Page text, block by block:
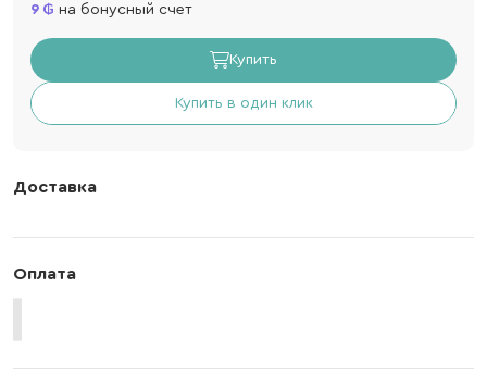
9 на бонусный счет
Купить
Купить в один клик
Доставка
Оплата